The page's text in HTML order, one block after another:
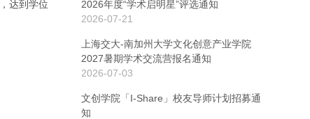
达到学位
2026年度“学术启明星”评选通知
2026-07-21
上海交大-南加州大学文化创意产业学院
2027暑期学术交流营报名通知
2026-07-03
文创学院「I-Share」校友导师计划招募通
知